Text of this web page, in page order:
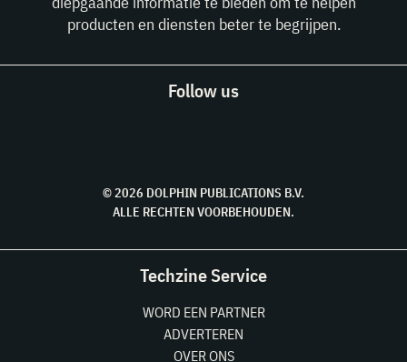
producten en diensten beter te begrijpen.
Follow us
© 2026 DOLPHIN PUBLICATIONS B.V.
ALLE RECHTEN VOORBEHOUDEN.
Techzine Service
WORD EEN PARTNER
ADVERTEREN
OVER ONS